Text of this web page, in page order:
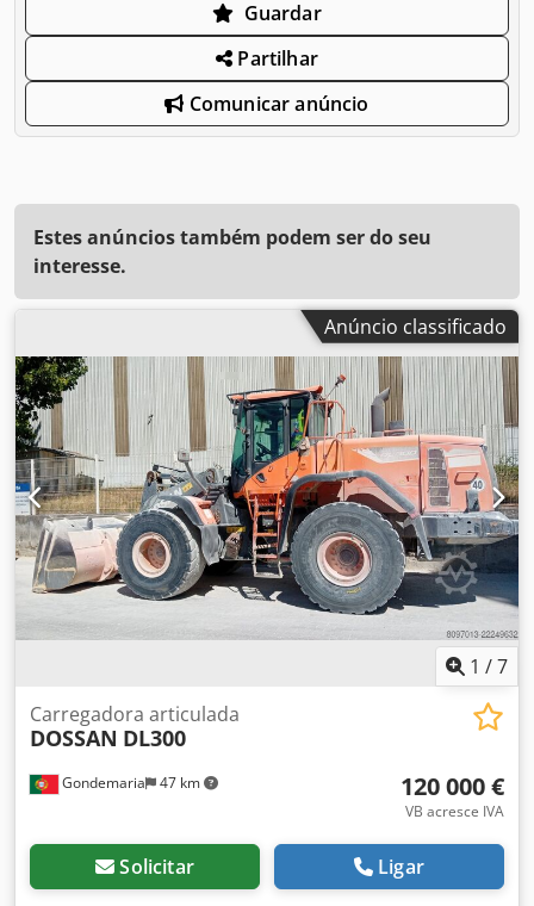
Guardar
Partilhar
Comunicar anúncio
Estes anúncios também podem ser do seu
interesse.
Anúncio classificado
1 /7
Gondemaria 47 km
Carregadora articulada
DOSSAN DL300
120 000 €
VB acresce IVA
Solicitar Ligar